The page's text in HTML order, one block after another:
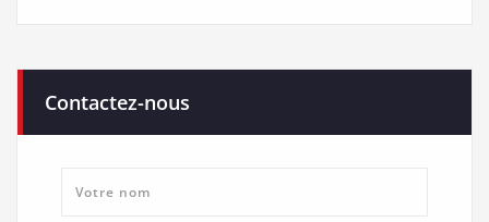
Contactez-nous